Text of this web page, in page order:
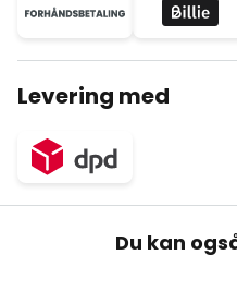
Levering med
Du kan